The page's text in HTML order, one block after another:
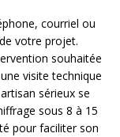
courriel ou
votre projet.
souhaitée
visite technique
sérieux se
sous 8 à 15
pour faciliter son